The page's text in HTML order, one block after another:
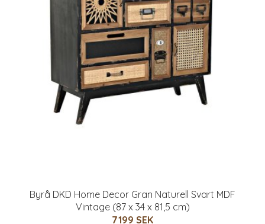
Byrå DKD Home Decor Gran Naturell Svart MDF
Vintage (87 x 34 x 81,5 cm)
7199 SEK